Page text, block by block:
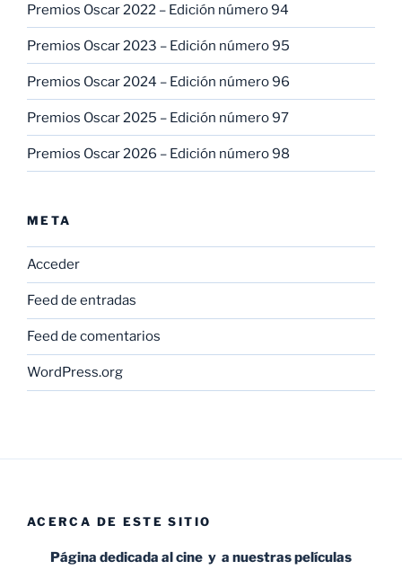
Premios Oscar 2022 – Edición número 94
Premios Oscar 2023 – Edición número 95
Premios Oscar 2024 – Edición número 96
Premios Oscar 2025 – Edición número 97
Premios Oscar 2026 – Edición número 98
META
Acceder
Feed de entradas
Feed de comentarios
WordPress.org
ACERCA DE ESTE SITIO
Página dedicada al cine y a nuestras películas